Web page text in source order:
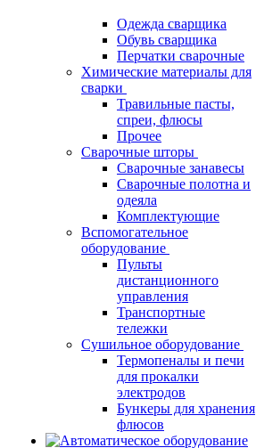
Одежда сварщика
Обувь сварщика
Перчатки сварочные
Химические материалы для
сварки
Травильные пасты,
спреи, флюсы
Прочее
Сварочные шторы
Сварочные занавесы
Сварочные полотна и
одеяла
Комплектующие
Вспомогательное
оборудование
Пульты
дистанционного
управления
Транспортные
тележки
Сушильное оборудование
Термопеналы и печи
для прокалки
электродов
Бункеры для хранения
флюсов